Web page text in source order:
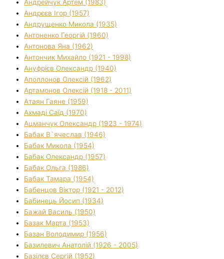
Андрейчук Артем (1983)
Андрєєв Ігор (1957)
Андрущенко Микола (1935)
Антоненко Георгій (1960)
Антонова Яна (1962)
Антончик Михайло (1921 - 1998)
Ануфрієв Олександр (1940)
Аполлонов Олексій (1962)
Артамонов Олексій (1918 - 2011)
Атаян Гаяне (1959)
Ахмаді Саїд (1970)
Ацманчук Олександр (1923 - 1974)
Бабак В`ячеслав (1946)
Бабак Микола (1954)
Бабак Олександр (1957)
Бабак Ольга (1986)
Бабак Тамара (1954)
Бабенцов Віктор (1921 - 2012)
Бабинець Йосип (1934)
Бажай Василь (1950)
Базак Марта (1953)
Базан Володимир (1956)
Базилевич Анатолій (1926 - 2005)
Базілєв Сергій (1952)